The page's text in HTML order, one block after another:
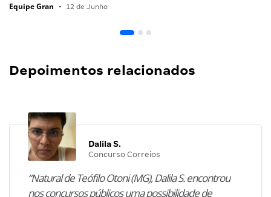
Equipe Gran • 12 de Junho
Depoimentos relacionados
Dalila S.
Concurso Correios
“Natural de Teófilo Otoni (MG), Dalila S. encontrou
nos concursos públicos uma possibilidade de